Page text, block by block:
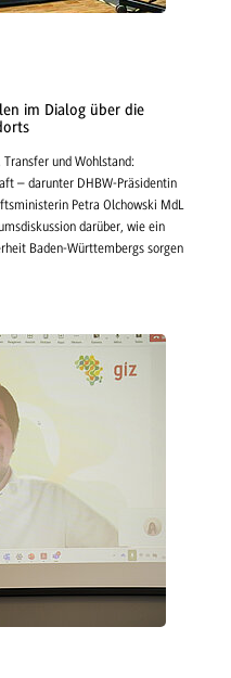
im Dialog über die
und Wohlstand:
– darunter DHBW-Präsidentin
Petra Olchowski MdL
darüber, wie ein
Baden-Württembergs sorgen